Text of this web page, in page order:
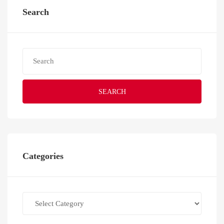
Search
SEARCH
Categories